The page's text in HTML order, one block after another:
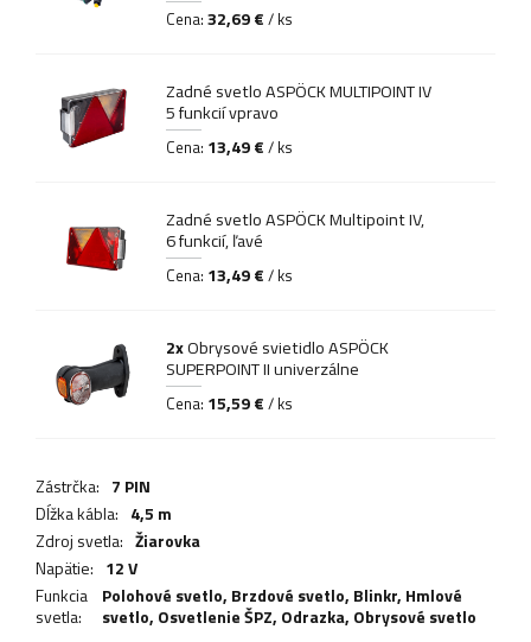
Cena: 32,69 € / ks
Zadné svetlo ASPÖCK MULTIPOINT IV
5 funkcií vpravo
Cena: 13,49 € / ks
Zadné svetlo ASPÖCK Multipoint IV,
6 funkcií, ľavé
Cena: 13,49 € / ks
2xObrysové svietidlo ASPÖCK
SUPERPOINT II univerzálne
Cena: 15,59 € / ks
Zástrčka: 7 PIN
Dĺžka kábla: 4,5 m
Zdroj svetla: Žiarovka
Napätie: 12 V
Funkcia
svetla:
Polohové svetlo, Brzdové svetlo, Blinkr, Hmlové
svetlo, Osvetlenie ŠPZ, Odrazka, Obrysové svetlo